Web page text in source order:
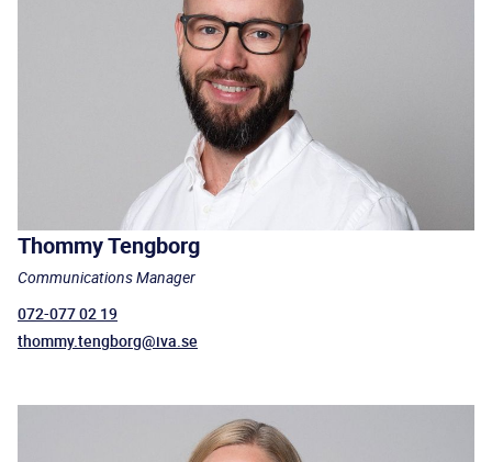
Thommy Tengborg
Communications Manager
072-077 02 19
thommy.tengborg@iva.se